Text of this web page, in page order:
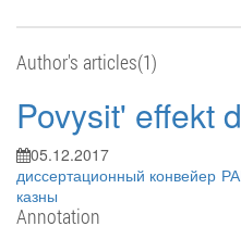
Author's articles(1)
Povysit' effekt
05.12.2017
диссертационный конвейер
казны
Annotation